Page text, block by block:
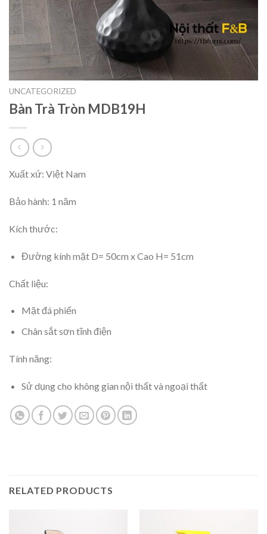
UNCATEGORIZED
Bàn Trà Tròn MDB19H
Xuất xứ: Việt Nam
Bảo hành: 1 năm
Kích thước:
Đường kính mặt D= 50cm x Cao H= 51cm
Chất liệu:
Mặt đá phiến
Chân sắt sơn tĩnh điện
Tính năng:
Sử dụng cho không gian nội thất và ngoại thất
RELATED PRODUCTS